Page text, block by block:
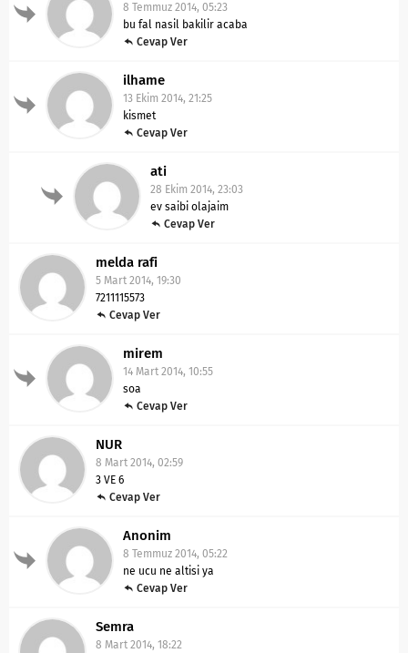
8 Temmuz 2014, 05:23
bu fal nasil bakilir acaba
Cevap Ver
ilhame
13 Ekim 2014, 21:25
kismet
Cevap Ver
ati
28 Ekim 2014, 23:03
ev saibi olajaim
Cevap Ver
melda rafi
5 Mart 2014, 19:30
7211115573
Cevap Ver
mirem
14 Mart 2014, 10:55
soa
Cevap Ver
NUR
8 Mart 2014, 02:59
3 VE 6
Cevap Ver
Anonim
8 Temmuz 2014, 05:22
ne ucu ne altisi ya
Cevap Ver
Semra
8 Mart 2014, 18:22